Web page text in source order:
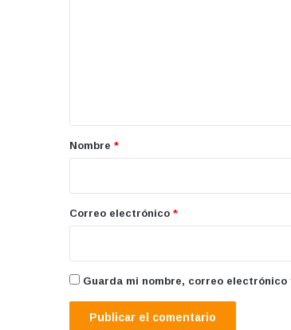
r
*
Nombre *
Correo electrónico *
Guarda mi nombre, correo